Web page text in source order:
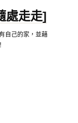
處走走]
自己的家，並藉